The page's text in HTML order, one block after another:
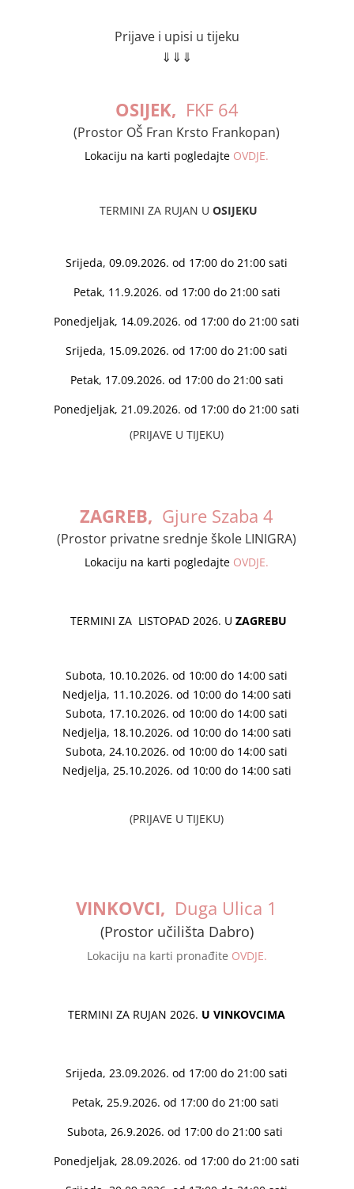
Prijave i upisi u tijeku
⇓⇓⇓
OSIJEK, FKF 64
(Prostor OŠ Fran Krsto Frankopan)
Lokaciju na karti pogledajte OVDJE.
TERMINI ZA RUJAN U OSIJEKU
Srijeda, 09.09.2026. od 17:00 do 21:00 sati
Petak, 11.9.2026. od 17:00 do 21:00 sati
Ponedjeljak, 14.09.2026. od 17:00 do 21:00 sati
Srijeda, 15.09.2026. od 17:00 do 21:00 sati
Petak, 17.09.2026. od 17:00 do 21:00 sati
Ponedjeljak, 21.09.2026. od 17:00 do 21:00 sati
(PRIJAVE U TIJEKU)
ZAGREB, Gjure Szaba 4
(Prostor privatne srednje škole LINIGRA)
Lokaciju na karti pogledajte OVDJE.
TERMINI ZA LISTOPAD 2026. U ZAGREBU
Subota, 10.10.2026. od 10:00 do 14:00 sati
Nedjelja, 11.10.2026. od 10:00 do 14:00 sati
Subota, 17.10.2026. od 10:00 do 14:00 sati
Nedjelja, 18.10.2026. od 10:00 do 14:00 sati
Subota, 24.10.2026. od 10:00 do 14:00 sati
Nedjelja, 25.10.2026. od 10:00 do 14:00 sati
(PRIJAVE U TIJEKU)
VINKOVCI, Duga Ulica 1
(Prostor učilišta Dabro)
Lokaciju na karti pronađite OVDJE.
TERMINI ZA RUJAN 2026. U VINKOVCIMA
Srijeda, 23.09.2026. od 17:00 do 21:00 sati
Petak, 25.9.2026. od 17:00 do 21:00 sati
Subota, 26.9.2026. od 17:00 do 21:00 sati
Ponedjeljak, 28.09.2026. od 17:00 do 21:00 sati